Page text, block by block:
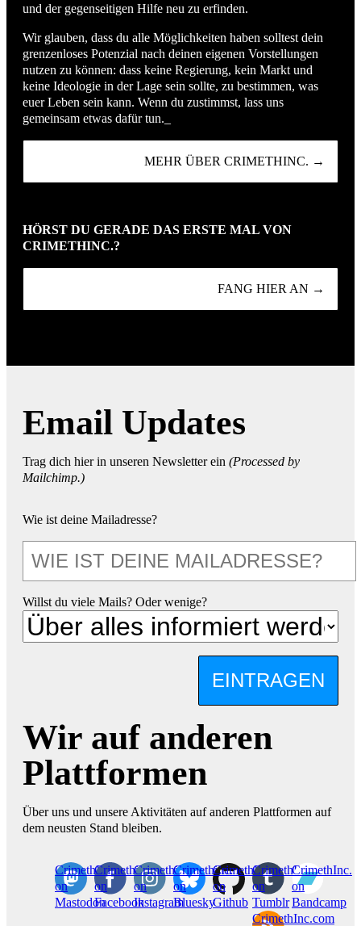
und der gegenseitigen Hilfe neu zu erfinden.
Wir glauben, dass du alle Möglichkeiten haben solltest dein
grenzenloses Potenzial nach deinen eigenen Vorstellungen
nutzen zu können: dass keine Regierung, kein Markt und
keine Ideologie in der Lage sein sollte, zu bestimmen, was
euer Leben sein kann. Wenn du zustimmst, lass uns
gemeinsam etwas dafür tun._
MEHR ÜBER CRIMETHINC. →
HÖRST DU GERADE DAS ERSTE MAL VON
CRIMETHINC.?
FANG HIER AN →
Email Updates
Trag dich hier in unseren Newsletter ein (Processed by
Mailchimp.)
Wie ist deine Mailadresse?
Willst du viele Mails? Oder wenige?
EINTRAGEN
Wir auf anderen
Plattformen
Über uns und unsere Aktivitäten auf anderen Plattformen auf
dem neusten Stand bleiben.
CrimethInc.
on
Mastodon
Crimethinc.
on
Facebook
Crimethinc.
on
Instagram
Crimethinc.
on
Bluesky
CrimethInc.
on
Github
CrimethInc.
on
Tumblr
CrimethInc.
on
Bandcamp
CrimethInc.com